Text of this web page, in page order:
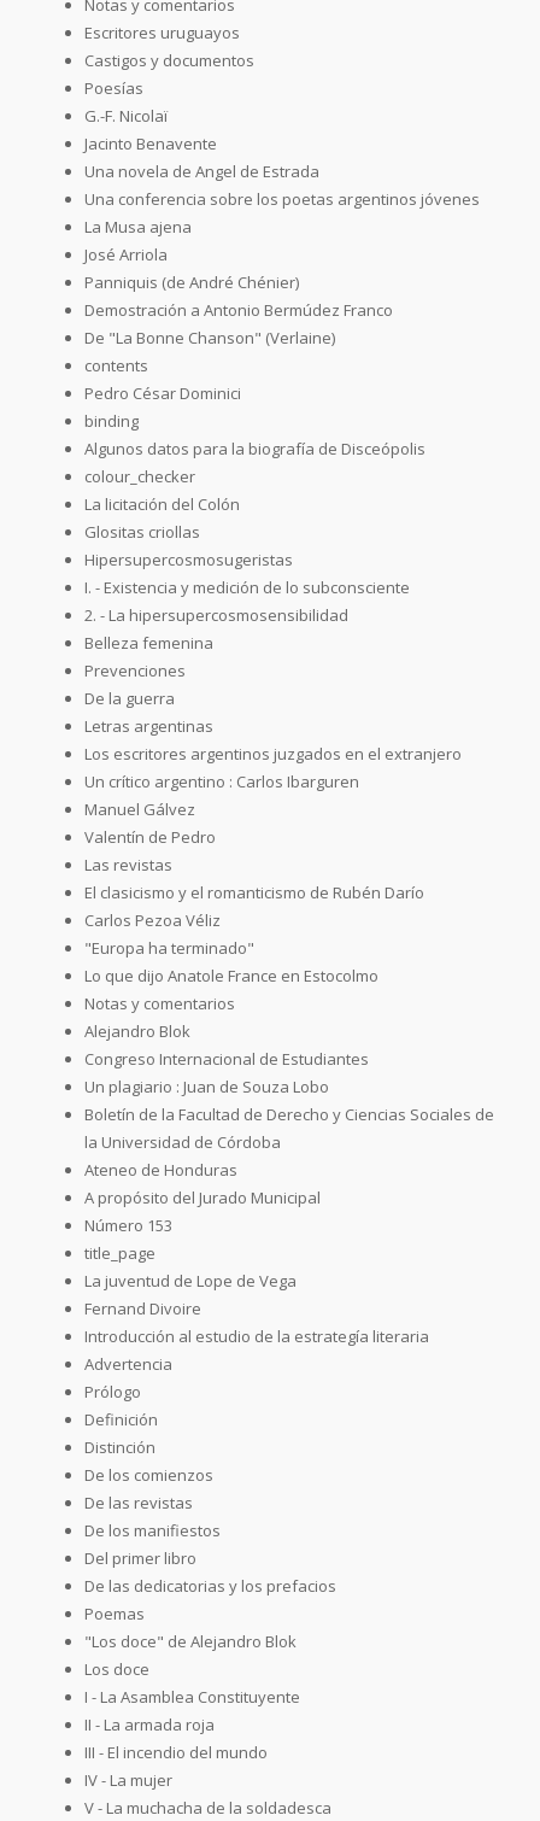
Escritores uruguayos
Castigos y documentos
Poesías
G.-F. Nicolaï
Jacinto Benavente
Una novela de Angel de Estrada
Una conferencia sobre los poetas argentinos jóvenes
La Musa ajena
José Arriola
Panniquis (de André Chénier)
Demostración a Antonio Bermúdez Franco
De "La Bonne Chanson" (Verlaine)
contents
Pedro César Dominici
binding
Algunos datos para la biografía de Disceópolis
colour_checker
La licitación del Colón
Glositas criollas
Hipersupercosmosugeristas
I. - Existencia y medición de lo subconsciente
2. - La hipersupercosmosensibilidad
Belleza femenina
Prevenciones
De la guerra
Letras argentinas
Los escritores argentinos juzgados en el extranjero
Un crítico argentino : Carlos Ibarguren
Manuel Gálvez
Valentín de Pedro
Las revistas
El clasicismo y el romanticismo de Rubén Darío
Carlos Pezoa Véliz
"Europa ha terminado"
Lo que dijo Anatole France en Estocolmo
Notas y comentarios
Alejandro Blok
Congreso Internacional de Estudiantes
Un plagiario : Juan de Souza Lobo
Boletín de la Facultad de Derecho y Ciencias Sociales de
la Universidad de Córdoba
Ateneo de Honduras
A propósito del Jurado Municipal
Número 153
title_page
La juventud de Lope de Vega
Fernand Divoire
Introducción al estudio de la estrategía literaria
Advertencia
Prólogo
Definición
Distinción
De los comienzos
De las revistas
De los manifiestos
Del primer libro
De las dedicatorias y los prefacios
Poemas
"Los doce" de Alejandro Blok
Los doce
I - La Asamblea Constituyente
II - La armada roja
III - El incendio del mundo
IV - La mujer
V - La muchacha de la soldadesca